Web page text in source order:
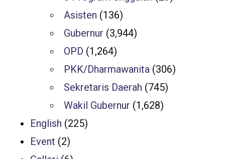
Asisten (136)
Gubernur (3,944)
OPD (1,264)
PKK/Dharmawanita (306)
Sekretaris Daerah (745)
Wakil Gubernur (1,628)
English (225)
Event (2)